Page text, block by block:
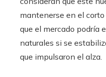
mantenerse en el
que el mercado podría
naturales si se
que impulsaron el alza.